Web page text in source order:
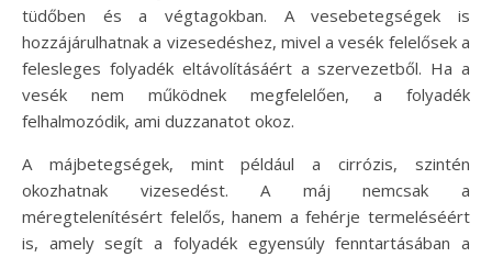
tüdőben és a végtagokban. A vesebetegségek is
hozzájárulhatnak a vizesedéshez, mivel a vesék felelősek a
felesleges folyadék eltávolításáért a szervezetből. Ha a
vesék nem működnek megfelelően, a folyadék
felhalmozódik, ami duzzanatot okoz.
A májbetegségek, mint például a cirrózis, szintén
okozhatnak vizesedést. A máj nemcsak a
méregtelenítésért felelős, hanem a fehérje termeléséért
is, amely segít a folyadék egyensúly fenntartásában a